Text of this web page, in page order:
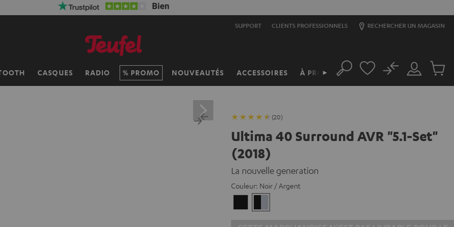
réduction sur la livraison VKF-72F 05
SUPPORT CLIENTS PROFESSIONNELS RECHERCHER UN MAGASIN
CASQUES RADIO PROMO NOUVEAUTÉS ACCESSOIRES À PROPOS
► Rechercher
Mon
compte
No
(20)
Ultima 40 Surround AVR "5.1-Set"
(2018)
La nouvelle generation
Couleur: Noir / Argent
/